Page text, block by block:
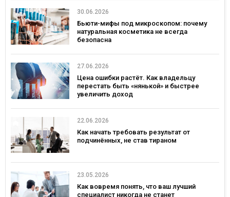
30.06.2026
Бьюти-мифы под микроскопом: почему
натуральная косметика не всегда
безопасна
27.06.2026
Цена ошибки растёт. Как владельцу
перестать быть «нянькой» и быстрее
увеличить доход
22.06.2026
Как начать требовать результат от
подчинённых, не став тираном
23.05.2026
Как вовремя понять, что ваш лучший
специалист никогда не станет